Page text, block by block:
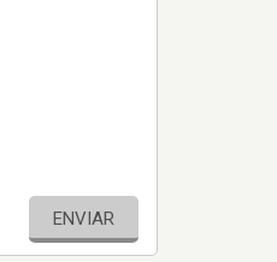
ENVIAR